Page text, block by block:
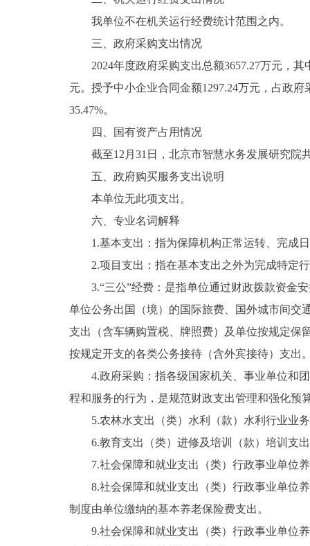
我单位不在机关运行经费统计范围之内。
三、政府采购支出情况
2024年度政府采购支出总额3657.27万元，其
元。授予中小企业合同金额1297.24万元，占政
35.47%。
四、国有资产占用情况
截至12月31日，北京市智慧水务发展研究院
五、政府购买服务支出说明
本单位无此项支出。
六、专业名词解释
1.基本支出：指为保障机构正常运转、完成日
2.项目支出：指在基本支出之外为完成特定行
3.“三公”经费：是指单位通过财政拨款资金安
单位公务出国（境）的国际旅费、国外城市间交
支出（含车辆购置税、牌照费）及单位按规定保
按规定开支的各类公务接待（含外宾接待）支出
4.政府采购：指各级国家机关、事业单位和团
程和服务的行为，是规范财政支出管理和强化预
5.农林水支出（类）水利（款）水利行业业务
6.教育支出（类）进修及培训（款）培训支出
7.社会保障和就业支出（类）行政事业单位养
8.社会保障和就业支出（类）行政事业单位养
制度由单位缴纳的基本养老保险费支出。
9.社会保障和就业支出（类）行政事业单位养